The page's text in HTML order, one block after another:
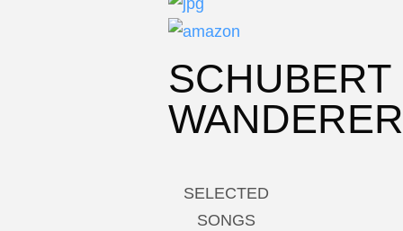
SCHUBERT
WANDERER
SELECTED
SONGS